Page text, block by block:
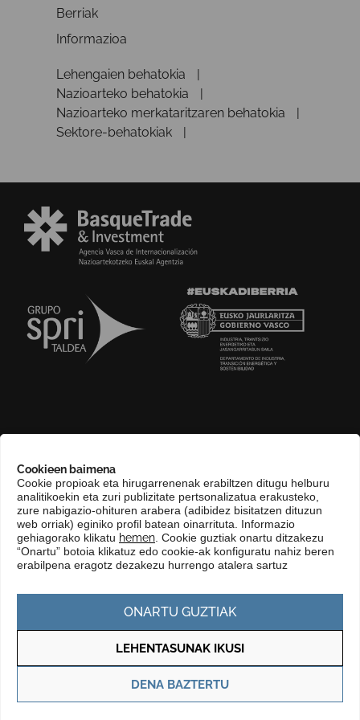
Cookieen baimena
Cookie propioak eta hirugarrenenak erabiltzen ditugu helburu
analitikoekin eta zuri publizitate pertsonalizatua erakusteko,
zure nabigazio-ohituren arabera (adibidez bisitatzen dituzun
web orriak) eginiko profil batean oinarrituta. Informazio
gehiagorako klikatu hemen . Cookie guztiak onartu ditzakezu
“Onartu” botoia klikatuz edo cookie-ak konfiguratu nahiz beren
erabilpena eragotz dezakezu hurrengo atalera sartuz
ONARTU GUZTIAK
DENA BAZTERTU
LEHENTASUNAK IKUSI
Berriak
Informazioa
Lehengaien behatokia
Nazioarteko behatokia
Nazioarteko merkataritzaren behatokia
Sektore-behatokiak
COMPLIANCE CHANNEL
HARREMANETARAKO
EUSKARA
KONTRATATZAILEAREN PROFILA
GARDENTASUN ATARIA
Pribatutasun politika Cookie politika